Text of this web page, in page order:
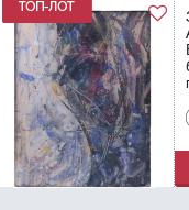
1958.
-
к лоту